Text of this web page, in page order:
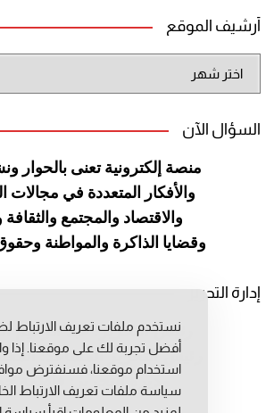
أرشيف الموقع
الموقع
السؤال الآن
منصة إلكترونية تعنى بالحوار
والأفكار المتعددة في مجالات
والاقتصاد والمجتمع والثقافة
وقضايا الذاكرة والمواطنة
إدارة التحرير
رئيس التحرير: عبد الرحيم
رئيس التحرير المساعد:
مديرة التحرير: فاطمة
نستخدم ملفات تعريف الارتباط
أفضل تجربة لك على موقعنا. إذا
استخدام موقعنا، فسنفترض
سياسة ملفات تعريف الارتباط